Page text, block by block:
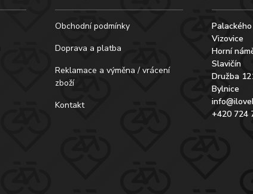
Obchodní podmínky
Doprava a platba
Reklamace a výměna / vrácení
zboží
Kontakt
Vizovice
Horní
Slavičín
Družba
Bylnice
+420 724